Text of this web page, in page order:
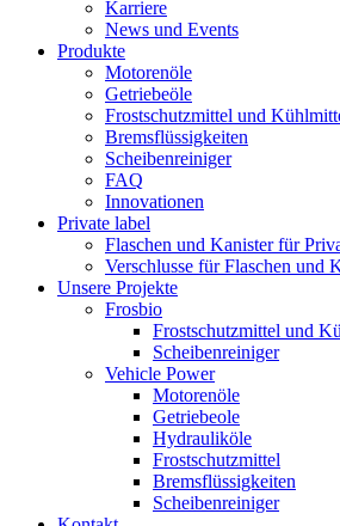
Karriere
News und Events
Produkte
Motorenöle
Getriebeöle
Frostschutzmittel und
Bremsflüssigkeiten
Scheibenreiniger
FAQ
Innovationen
Private label
Flaschen und Kanister für
Verschlusse für Flaschen und
Unsere Projekte
Frosbio
Frostschutzmittel und
Scheibenreiniger
Vehicle Power
Motorenöle
Getriebeole
Hydrauliköle
Frostschutzmittel
Bremsflüssigkeiten
Scheibenreiniger